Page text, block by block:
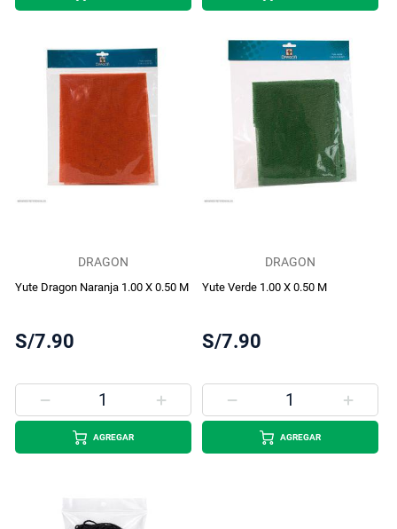
DRAGON
Yute Dragon Naranja 1.00 X 0.50 M
S/7.90
AGREGAR
DRAGON
Yute Verde 1.00 X 0.50 M
S/7.90
AGREGAR